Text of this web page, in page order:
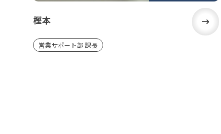
樫本
営業サポート部 課長